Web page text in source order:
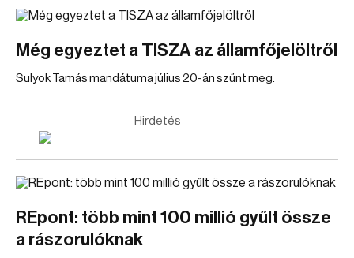
Még egyeztet a TISZA az államfőjelöltről
Sulyok Tamás mandátuma július 20-án szűnt meg.
Hirdetés
REpont: több mint 100 millió gyűlt össze
a rászorulóknak